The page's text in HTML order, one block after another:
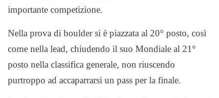
importante competizione.
Nella prova di boulder si è piazzata al 20° posto, così
come nella lead, chiudendo il suo Mondiale al 21°
posto nella classifica generale, non riuscendo
purtroppo ad accaparrarsi un pass per la finale.